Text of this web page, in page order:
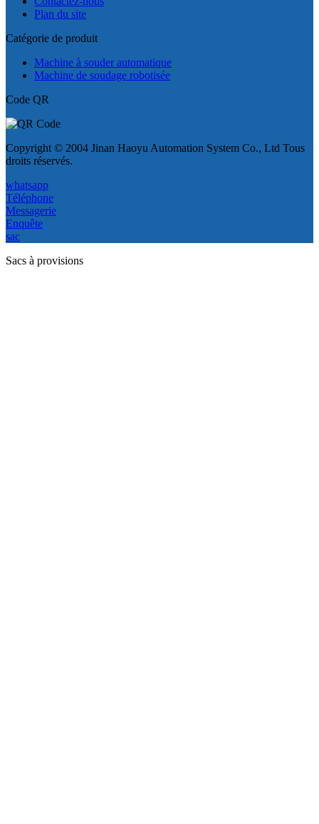
Plan du site
Catégorie de produit
Machine à souder automatique
Machine de soudage robotisée
Code QR
Copyright © 2004 Jinan Haoyu Automation System Co., Ltd Tous
droits réservés.
whatsapp
Téléphone
Messagerie
Enquête
sac
Sacs à provisions